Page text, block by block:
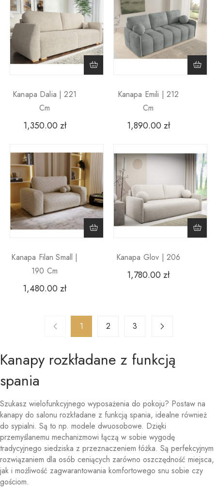
Kanapa Dalia | 221
Cm
1,350.00 zł
Kanapa Emili | 212
Cm
1,890.00 zł
Kanapa Filan Small |
190 Cm
1,480.00 zł
Kanapa Glov | 206
1,780.00 zł
1 2 3
Kanapy rozkładane z funkcją
spania
Szukasz wielofunkcyjnego wyposażenia do pokoju? Postaw na
kanapy do salonu rozkładane z funkcją spania, idealne również
do sypialni. Są to np. modele dwuosobowe. Dzięki
przemyślanemu mechanizmowi łączą w sobie wygodę
tradycyjnego siedziska z przeznaczeniem łóżka. Są perfekcyjnym
rozwiązaniem dla osób ceniących zarówno oszczędność miejsca,
jak i możliwość zagwarantowania komfortowego snu sobie czy
gościom.